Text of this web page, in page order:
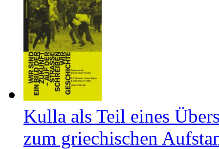
Kulla als Teil eines
zum griechischen